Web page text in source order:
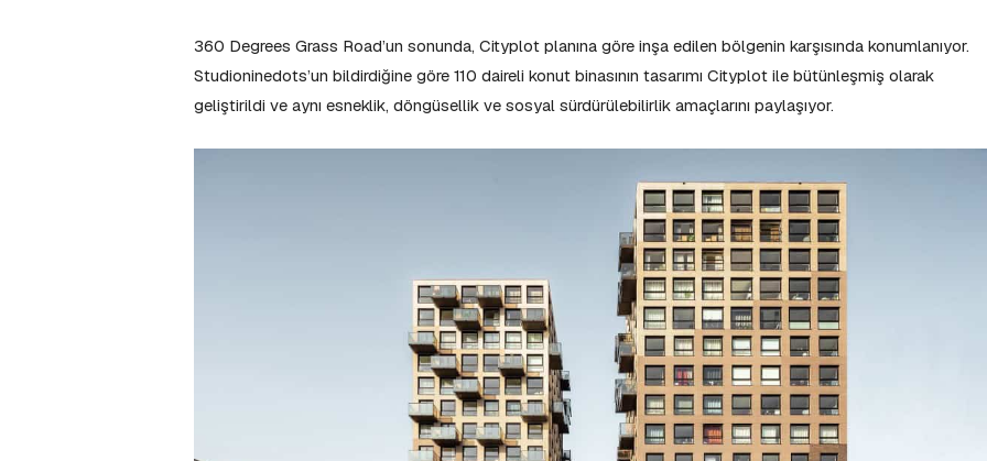
360 Degrees Grass Road’un sonunda, Cityplot planına göre inşa edilen bölgenin karşısında konumlanıyor.
Studioninedots’un bildirdiğine göre 110 daireli konut binasının tasarımı Cityplot ile bütünleşmiş olarak
geliştirildi ve aynı esneklik, döngüsellik ve sosyal sürdürülebilirlik amaçlarını paylaşıyor.